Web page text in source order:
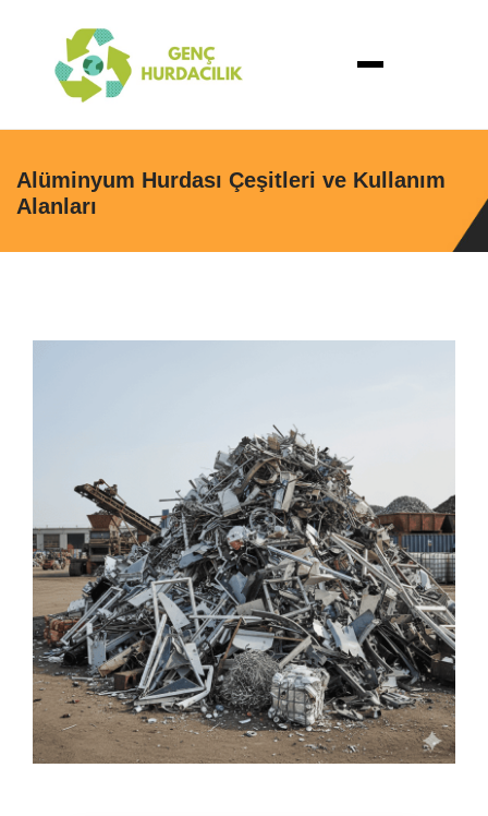
Alüminyum Hurdası Çeşitleri ve Kullanım
Alanları